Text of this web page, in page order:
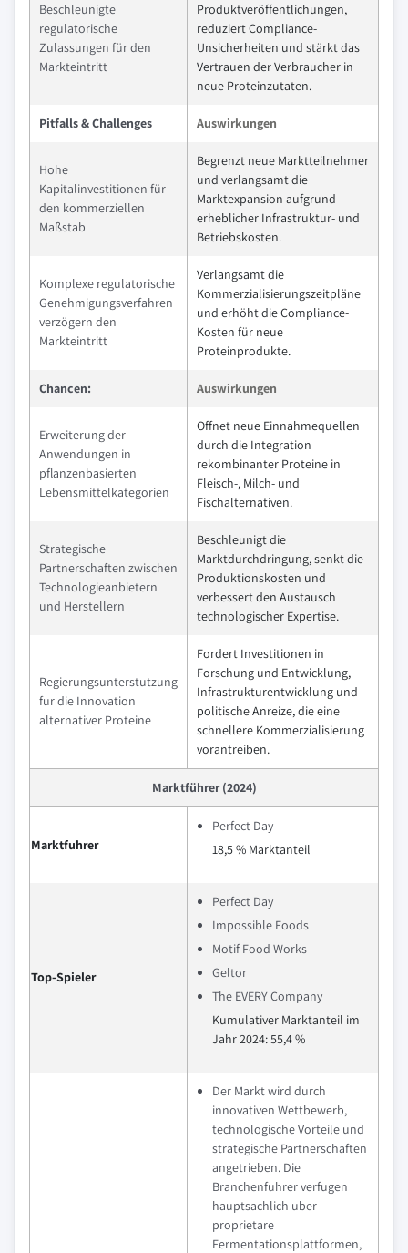
Beschleunigte
regulatorische
Zulassungen für den
Markteintritt
Produktveröffentlichungen,
reduziert Compliance-
Unsicherheiten und stärkt das
Vertrauen der Verbraucher in
neue Proteinzutaten.
Pitfalls & Challenges Auswirkungen
Hohe
Kapitalinvestitionen für
den kommerziellen
Maßstab
Begrenzt neue Marktteilnehmer
und verlangsamt die
Marktexpansion aufgrund
erheblicher Infrastruktur- und
Betriebskosten.
Komplexe regulatorische
Genehmigungsverfahren
verzögern den
Markteintritt
Verlangsamt die
Kommerzialisierungszeitpläne
und erhöht die Compliance-
Kosten für neue
Proteinprodukte.
Chancen: Auswirkungen
Erweiterung der
Anwendungen in
pflanzenbasierten
Lebensmittelkategorien
Offnet neue Einnahmequellen
durch die Integration
rekombinanter Proteine in
Fleisch-, Milch- und
Fischalternativen.
Strategische
Partnerschaften zwischen
Technologieanbietern
und Herstellern
Beschleunigt die
Marktdurchdringung, senkt die
Produktionskosten und
verbessert den Austausch
technologischer Expertise.
Regierungsunterstutzung
fur die Innovation
alternativer Proteine
Fordert Investitionen in
Forschung und Entwicklung,
Infrastrukturentwicklung und
politische Anreize, die eine
schnellere Kommerzialisierung
vorantreiben.
Marktführer (2024)
Marktfuhrer
Perfect Day
18,5 % Marktanteil
Top-Spieler
Perfect Day
Impossible Foods
Motif Food Works
Geltor
The EVERY Company
Kumulativer Marktanteil im
Jahr 2024: 55,4 %
Der Markt wird durch
innovativen Wettbewerb,
technologische Vorteile und
strategische Partnerschaften
angetrieben. Die
Branchenfuhrer verfugen
hauptsachlich uber
proprietare
Fermentationsplattformen,